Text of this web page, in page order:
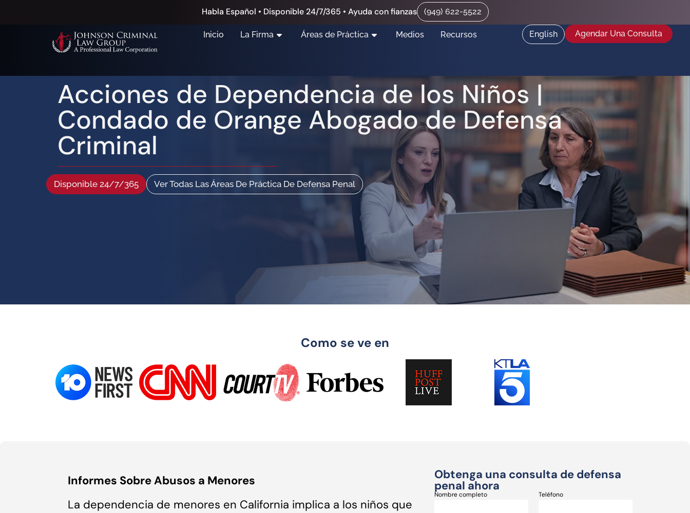
Habla Español • Disponible 24/7/365 • Ayuda con fianzas (949) 622-5522
Inicio La Firma Áreas de Práctica Medios Recursos English Agendar Una Consulta
Acciones de Dependencia de los Niños |
Condado de Orange Abogado de Defensa
Criminal
Disponible 24/7/365 Ver Todas Las Áreas De Práctica De Defensa Penal
Como se ve en
Informes Sobre Abusos a Menores
La dependencia de menores en California implica a los niños que
Obtenga una consulta de defensa
penal ahora
Nombre completo Teléfono